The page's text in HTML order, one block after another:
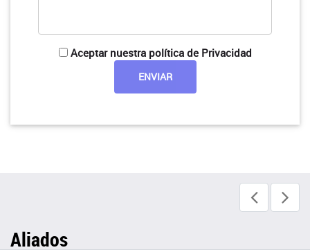
Aceptar nuestra política de Privacidad
Aliados